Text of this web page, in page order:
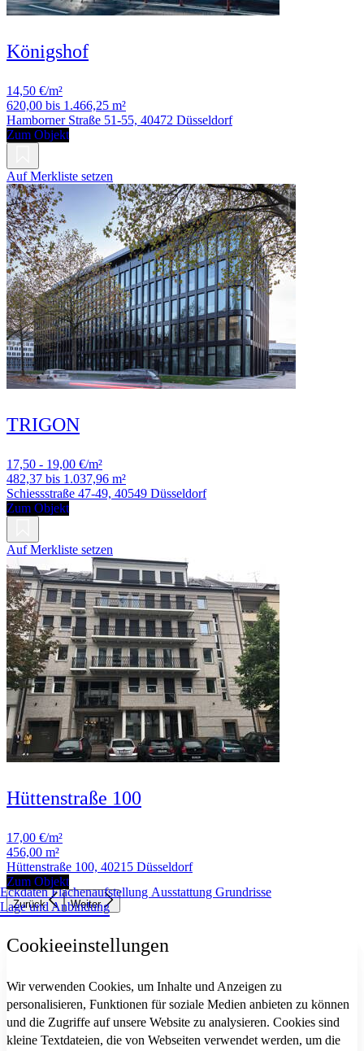
EckdatenFlächenaufstellung Ausstattung Grundrisse
Lage und Anbindung
Königshof
14,50 €/m²
620,00 bis 1.466,25 m²
Hamborner Straße 51-55, 40472 Düsseldorf
Zum Objekt
Auf Merkliste setzen
TRIGON
17,50 - 19,00 €/m²
482,37 bis 1.037,96 m²
Schiessstraße 47-49, 40549 Düsseldorf
Zum Objekt
Auf Merkliste setzen
Hüttenstraße 100
17,00 €/m²
456,00 m²
Hüttenstraße 100, 40215 Düsseldorf
Zum Objekt
Zurück Weiter
Cookieeinstellungen
Wir verwenden Cookies, um Inhalte und Anzeigen zu
personalisieren, Funktionen für soziale Medien anbieten zu können
und die Zugriffe auf unsere Website zu analysieren. Cookies sind
kleine Textdateien, die von Webseiten verwendet werden, um die